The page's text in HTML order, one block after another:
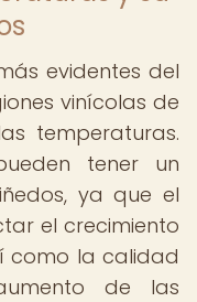
evidentes del
vinícolas de
temperaturas.
tener un
ya que el
el crecimiento
como la calidad
de las